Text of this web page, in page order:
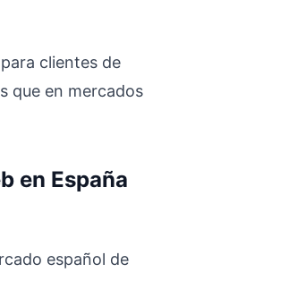
clientes de
que en mercados
en España
español de